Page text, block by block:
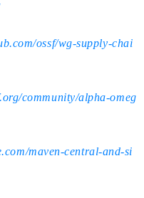
ossf/wg-supply-chai
community/alpha-omeg
maven-central-and-si